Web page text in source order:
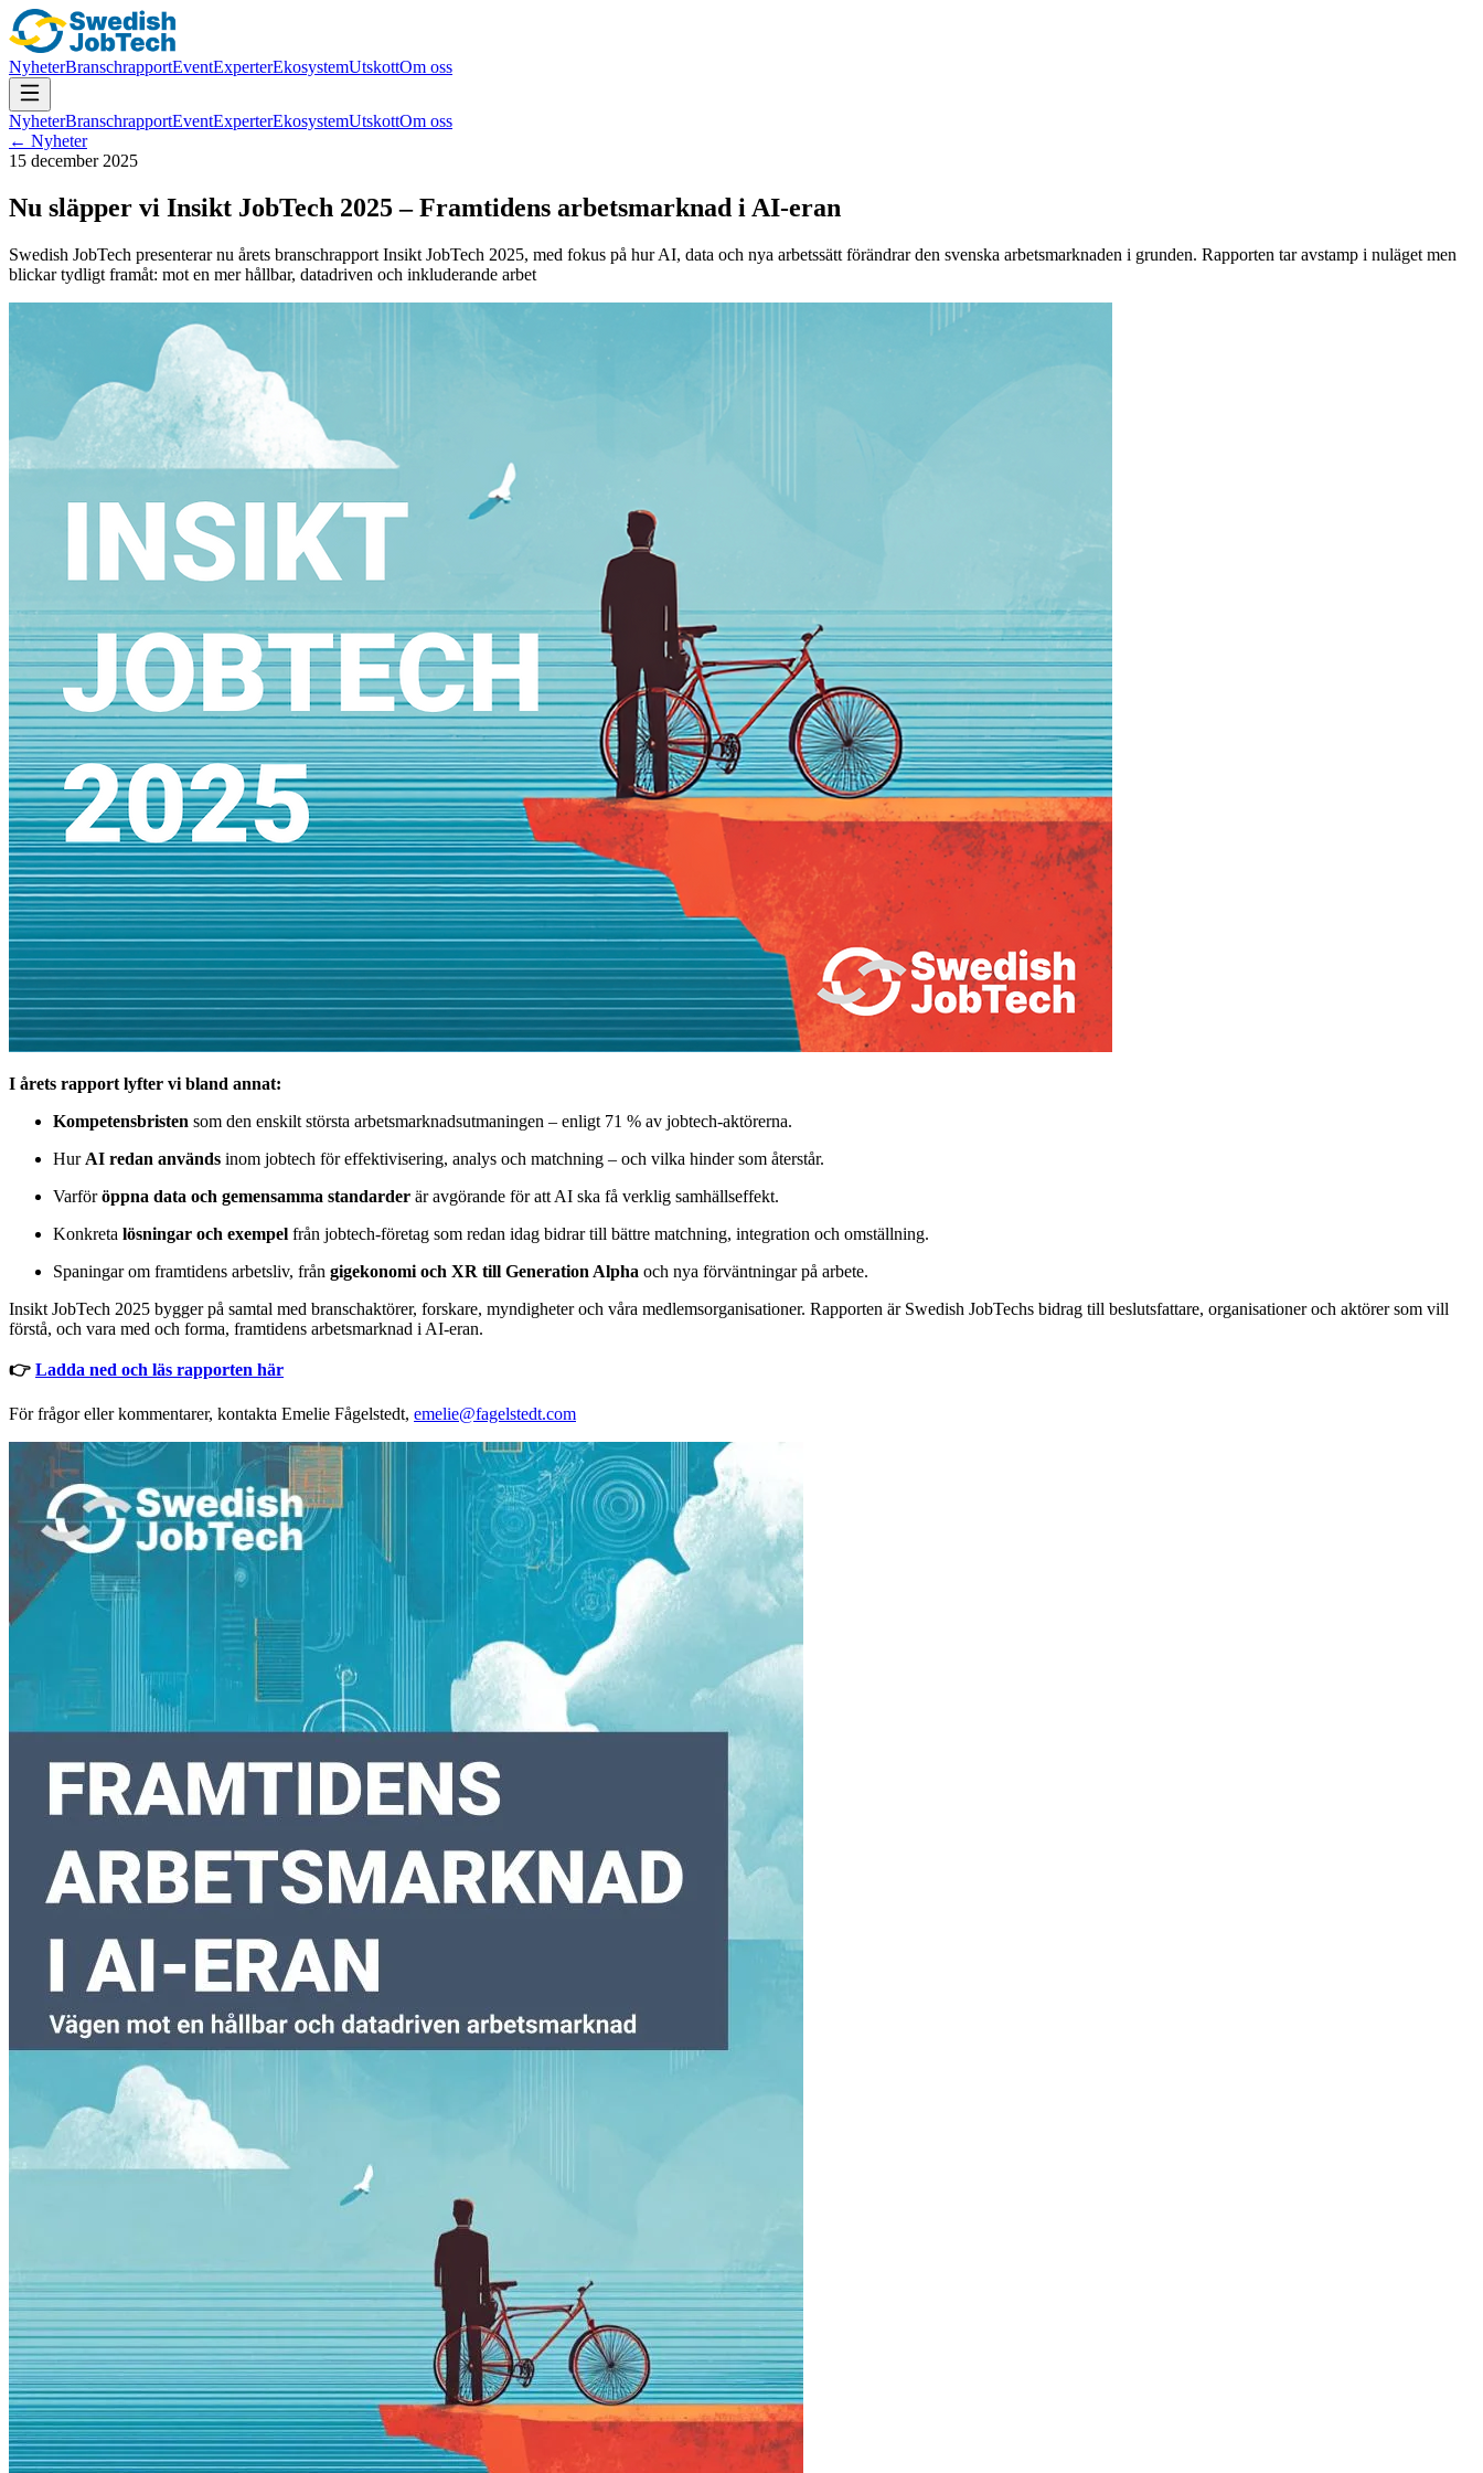
NyheterBranschrapportEventExperterEkosystemUtskottOm oss
NyheterBranschrapportEventExperterEkosystemUtskottOm oss
← Nyheter
15 december 2025
Nu släpper vi Insikt JobTech 2025 – Framtidens arbetsmarknad i AI-eran
Swedish JobTech presenterar nu årets branschrapport Insikt JobTech 2025, med fokus på hur AI, data och nya arbetssätt förändrar den svenska arbetsmarknaden i grunden. Rapporten tar avstamp i nuläget men
blickar tydligt framåt: mot en mer hållbar, datadriven och inkluderande arbet
I årets rapport lyfter vi bland annat:
Kompetensbristen som den enskilt största arbetsmarknadsutmaningen – enligt 71 % av jobtech-aktörerna.
Hur AI redan används inom jobtech för effektivisering, analys och matchning – och vilka hinder som återstår.
Varföröppna data och gemensamma standarder är avgörande för att AI ska få verklig samhällseffekt.
Konkreta lösningar och exempel från jobtech-företag som redan idag bidrar till bättre matchning, integration och omställning.
Spaningar om framtidens arbetsliv, från gigekonomi och XR till Generation Alpha och nya förväntningar på arbete.
Insikt JobTech 2025 bygger på samtal med branschaktörer, forskare, myndigheter och våra medlemsorganisationer. Rapporten är Swedish JobTechs bidrag till beslutsfattare, organisationer och aktörer som vill
förstå, och vara med och forma, framtidens arbetsmarknad i AI-eran.
👉 Ladda ned och läs rapporten här
För frågor eller kommentarer, kontakta Emelie Fågelstedt, emelie@fagelstedt.com